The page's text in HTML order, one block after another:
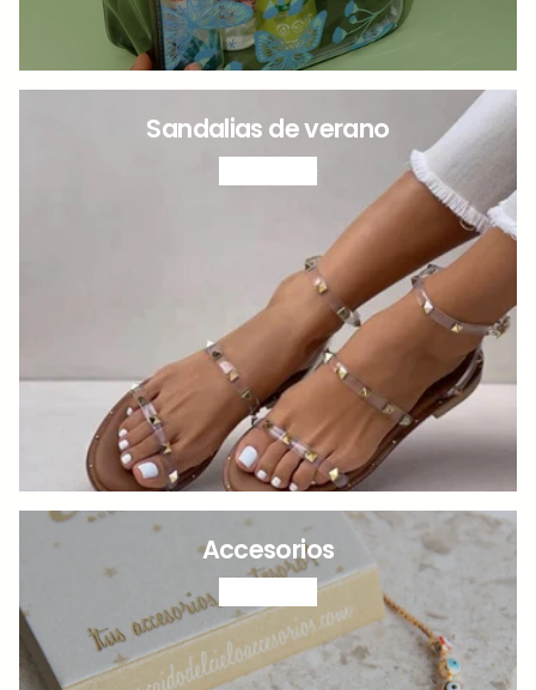
Sandalias de verano
Accesorios